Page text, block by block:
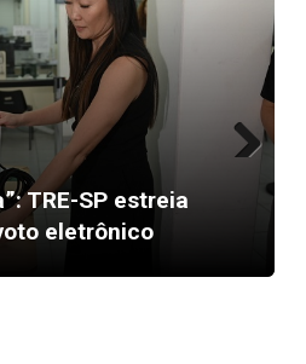
Selic para 14%: análise
para os juros